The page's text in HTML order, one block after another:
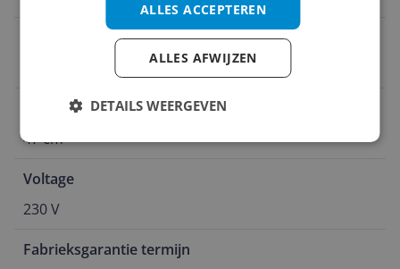
Reparatie type
Product hoogte
47 cm
Voltage
230 V
Fabrieksgarantie termijn
ALLES ACCEPTEREN
ALLES AFWIJZEN
DETAILS WEERGEVEN